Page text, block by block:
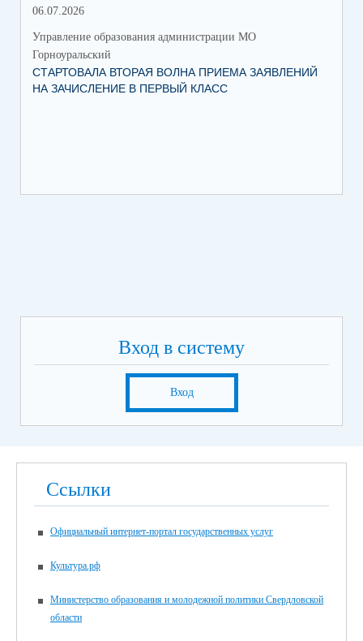
06.07.2026
Управление образования администрации МО
Горноуральский
СТАРТОВАЛА ВТОРАЯ ВОЛНА ПРИЕМА ЗАЯВЛЕНИЙ
НА ЗАЧИСЛЕНИЕ В ПЕРВЫЙ КЛАСС
Вход в систему
Вход
Ссылки
Официальный интернет-портал государственных услуг
Культура.рф
Министерство образования и молодежной политики Свердловской
области